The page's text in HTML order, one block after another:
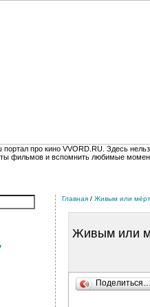
портал про кино VVORD.RU. Здесь
фильмов и вспомнить любимые
Главная / Живым или
Живым или